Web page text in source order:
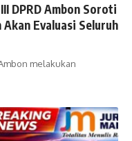
DPRD Ambon Soroti
Evaluasi Seluruh
melakukan